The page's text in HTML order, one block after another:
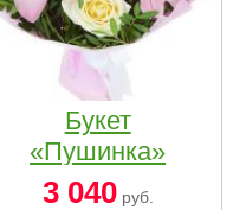
Букет
«Пушинка»
3 040руб.